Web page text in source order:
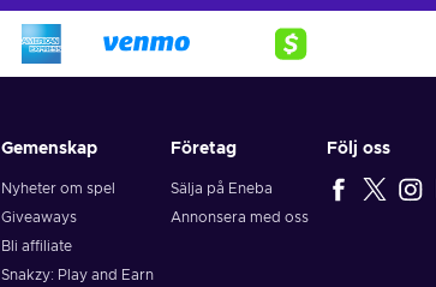
Gemenskap
Nyheter om spel
Giveaways
Bli affiliate
Snakzy: Play and Earn
Företag
Sälja på Eneba
Annonsera med oss
Följ oss